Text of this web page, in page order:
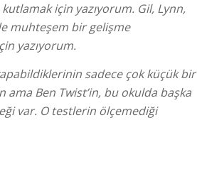
kutlamak için yazıyorum. Gil, Lynn,
muhteşem bir gelişme
yazıyorum.
sadece çok küçük bir
ama Ben Twist’in, bu okulda başka
var. O testlerin ölçemediği